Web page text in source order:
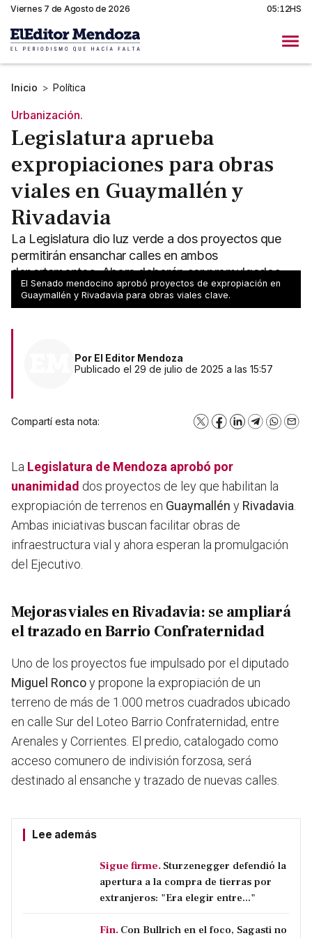
Viernes 7 de Agosto de 2026 05:12HS
Inicio > Política
Urbanización.
Legislatura aprueba
expropiaciones para obras
viales en Guaymallén y
Rivadavia
La Legislatura dio luz verde a dos proyectos que
permitirán ensanchar calles en ambos
departamentos. Ahora deberán ser promulgados
por el Ejecutivo.
El Senado mendocino aprobó proyectos de expropiación en
Guaymallén y Rivadavia para obras viales clave.
Por El Editor Mendoza
Publicado el 29 de julio de 2025 a las 15:57
Compartí esta nota: X Facebook
LinkedInTelegram
La Legislatura de Mendoza aprobó por
unanimidad dos proyectos de ley que habilitan la
expropiación de terrenos en Guaymallén y Rivadavia
Ambas iniciativas buscan facilitar obras de
infraestructura vial y ahora esperan la promulgación
del Ejecutivo.
Mejoras viales en Rivadavia: se ampliará
el trazado en Barrio Confraternidad
Uno de los proyectos fue impulsado por el diputado
Miguel Roncoy propone la expropiación de un
terreno de más de 1.000 metros cuadrados ubicado
en calle Sur del Loteo Barrio Confraternidad, entre
Arenales y Corrientes. El predio, catalogado como
acceso comunero de indivisión forzosa, será
destinado al ensanche y trazado de nuevas calles.
Lee además
Sigue firme. Sturzenegger defendió la
apertura a la compra de tierras por
extranjeros: "Era elegir entre..."
Fin. Con Bullrich en el foco, Sagasti no